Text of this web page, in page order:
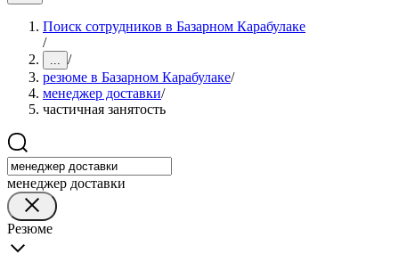
Поиск сотрудников в Базарном Карабулаке
/
... /
резюме в Базарном Карабулаке/
менеджер доставки/
частичная занятость
менеджер доставки
Резюме